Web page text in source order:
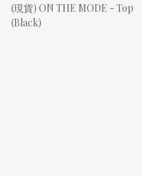
(現貨) ON THE MODE - Top
(Black)